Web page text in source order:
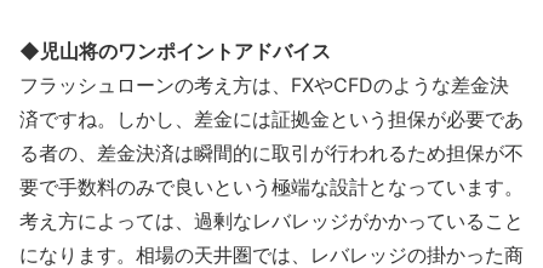
◆児山将のワンポイントアドバイス
フラッシュローンの考え方は、FXやCFDのような差金決
済ですね。しかし、差金には証拠金という担保が必要であ
る者の、差金決済は瞬間的に取引が行われるため担保が不
要で手数料のみで良いという極端な設計となっています。
考え方によっては、過剰なレバレッジがかかっていること
になります。相場の天井圏では、レバレッジの掛かった商